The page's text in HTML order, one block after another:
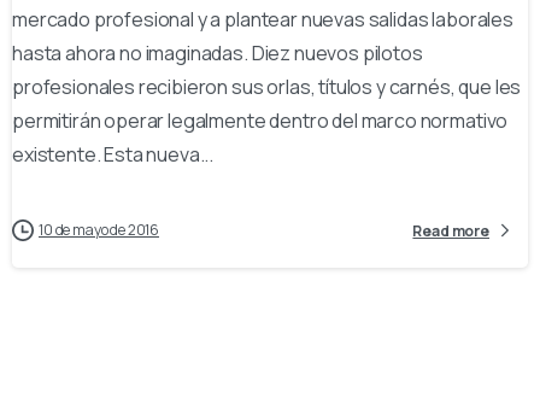
mercado profesional y a plantear nuevas salidas laborales
hasta ahora no imaginadas. Diez nuevos pilotos
profesionales recibieron sus orlas, títulos y carnés, que les
permitirán operar legalmente dentro del marco normativo
existente. Esta nueva...
10 de mayo de 2016 Read more